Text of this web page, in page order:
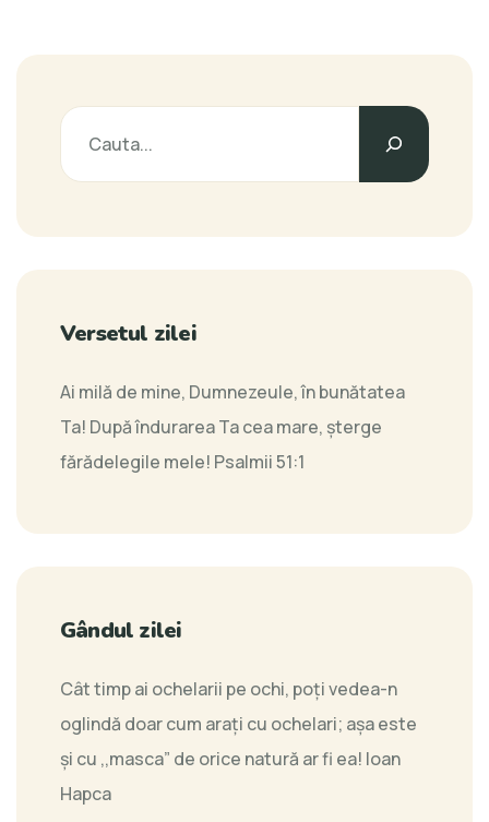
Versetul zilei
Ai milă de mine, Dumnezeule, în bunătatea
Ta! După îndurarea Ta cea mare, şterge
fărădelegile mele! Psalmii 51:1
Gândul zilei
Cât timp ai ochelarii pe ochi, poți vedea-n
oglindă doar cum arați cu ochelari; așa este
și cu ,,masca” de orice natură ar fi ea! Ioan
Hapca